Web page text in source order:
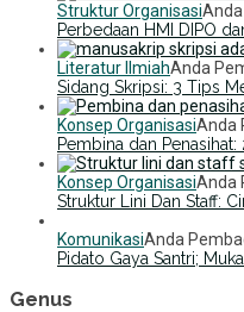
Struktur Organisasi
Perbedaan HMI DIPO
Literatur IlmiahAnda
Sidang Skripsi: 3 Tips
Konsep OrganisasiAnda
Pembina dan
Konsep OrganisasiAnda
Struktur Lini Dan Staff:
KomunikasiAnda
Pidato Gaya Santri;
Genus